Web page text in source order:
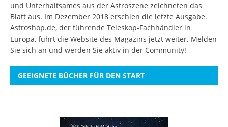
und Unterhaltsames aus der Astroszene zeichneten das
Blatt aus. Im Dezember 2018 erschien die letzte Ausgabe.
Astroshop.de, der führende Teleskop-Fachhändler in
Europa, führt die Website des Magazins jetzt weiter. Melden
Sie sich an und werden Sie aktiv in der Community!
GEEIGNETE BÜCHER FÜR DEN START